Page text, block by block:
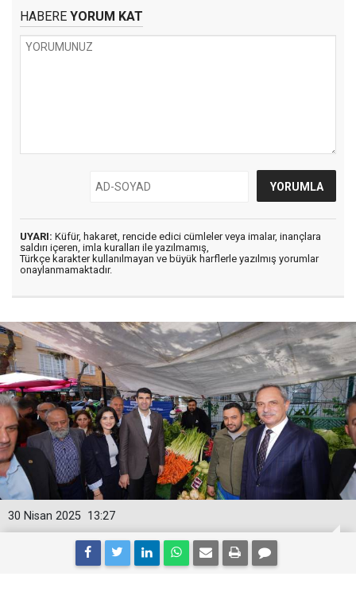
HABERE YORUM KAT
UYARI: Küfür, hakaret, rencide edici cümleler veya imalar, inançlara
saldırı içeren, imla kuralları ile yazılmamış,
Türkçe karakter kullanılmayan ve büyük harflerle yazılmış yorumlar
onaylanmamaktadır.
13:27
30 Nisan 2025